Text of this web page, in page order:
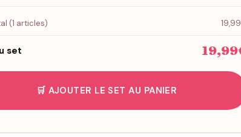
(1 articles)
set
🛒 AJOUTER LE SET AU PANIER